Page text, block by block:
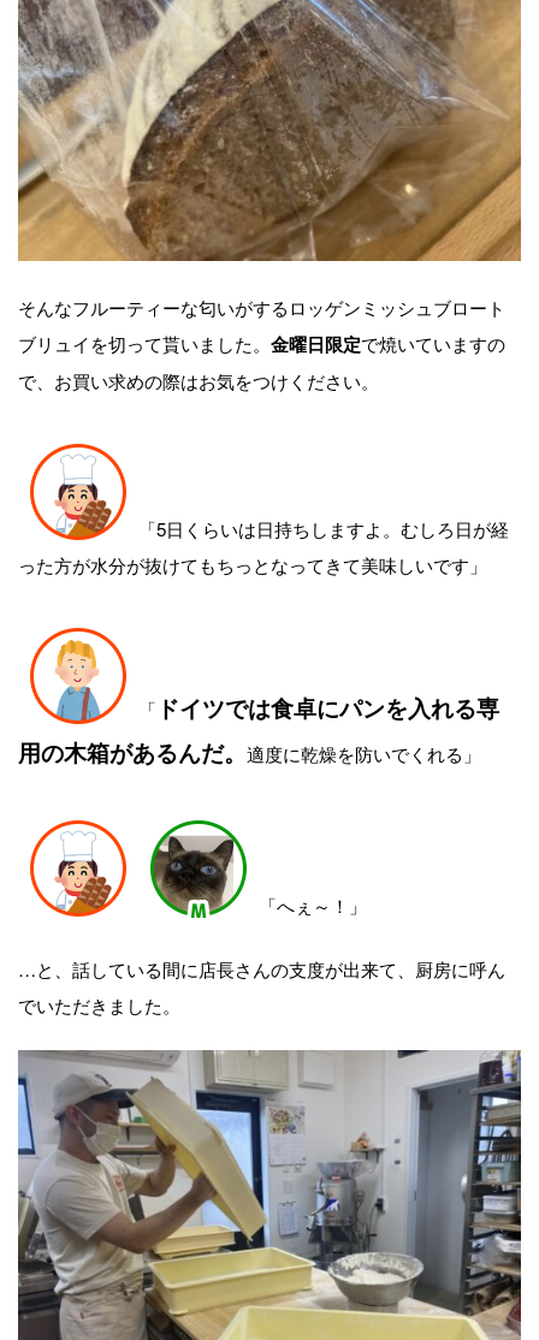
そんなフルーティーな匂いがするロッゲンミッシュブロート
ブリュイを切って貰いました。 金曜日限定で焼いていますの
で、お買い求めの際はお気をつけください。
「5日くらいは日持ちしますよ。むしろ日が経
った方が水分が抜けてもちっとなってきて美味しいです」
「 ドイツでは食卓にパンを入れる専
用の木箱があるんだ。 適度に乾燥を防いでくれる」
「へぇ～！」
…と、話している間に店長さんの支度が出来て、厨房に呼ん
でいただきました。